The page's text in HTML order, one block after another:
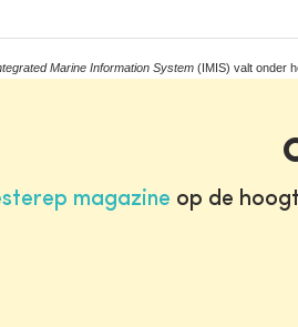
Marine Information System (IMIS) valt onder
magazine op de